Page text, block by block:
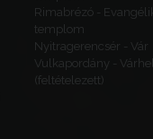
Rimabrézó -
templom
Nyitragerencsér - Vár
Vulkapordány -
(feltételezett)